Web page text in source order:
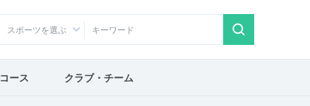
スポーツを選ぶ
コース クラブ・チーム